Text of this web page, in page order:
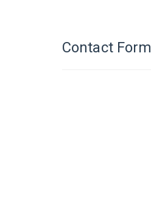
Contact Form